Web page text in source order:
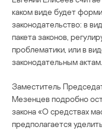
каком виде будет
законодательство: в
пакета законов,
проблематики, или в
законодательным актам.
Заместитель
Мезенцев подробно
закона «О средствах
предполагается